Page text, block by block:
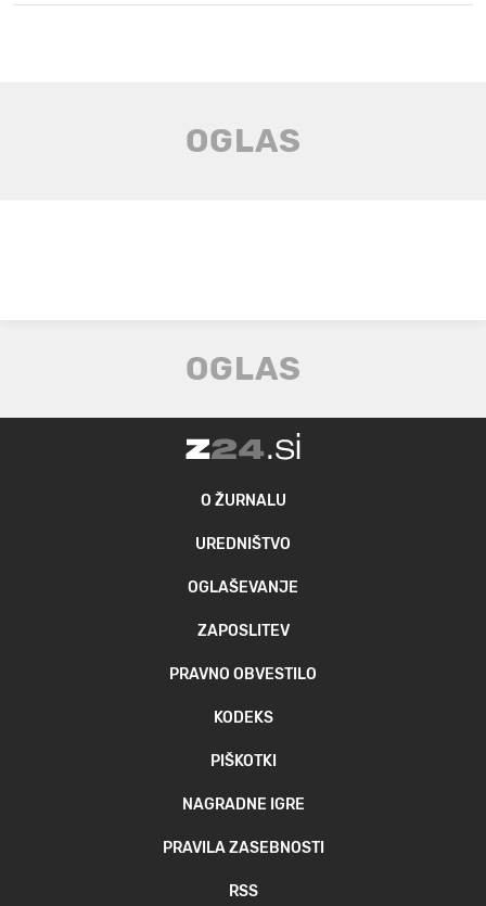
O ŽURNALU
UREDNIŠTVO
OGLAŠEVANJE
ZAPOSLITEV
PRAVNO OBVESTILO
KODEKS
PIŠKOTKI
NAGRADNE IGRE
PRAVILA ZASEBNOSTI
RSS